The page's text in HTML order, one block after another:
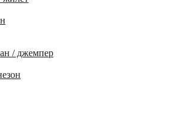
/ джемпер